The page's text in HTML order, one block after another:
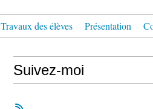
Travaux des élèves Présentation
Suivez-moi